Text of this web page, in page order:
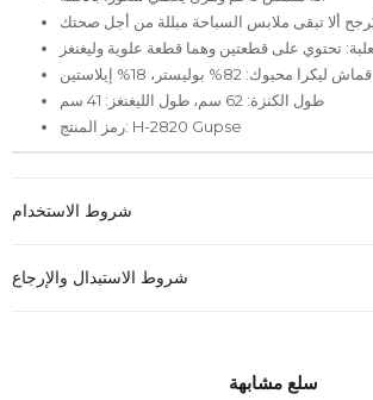
قماش ليكرا محبوك: 82% بوليستر، 18% إيلاستين
طول الكنزة: 62 سم، طول الليغنغز: 41 سم
رمز المنتج: H-2820 Gupse
شروط الاستخدام
شروط الاستبدال والإرجاع
سلع مشابهة